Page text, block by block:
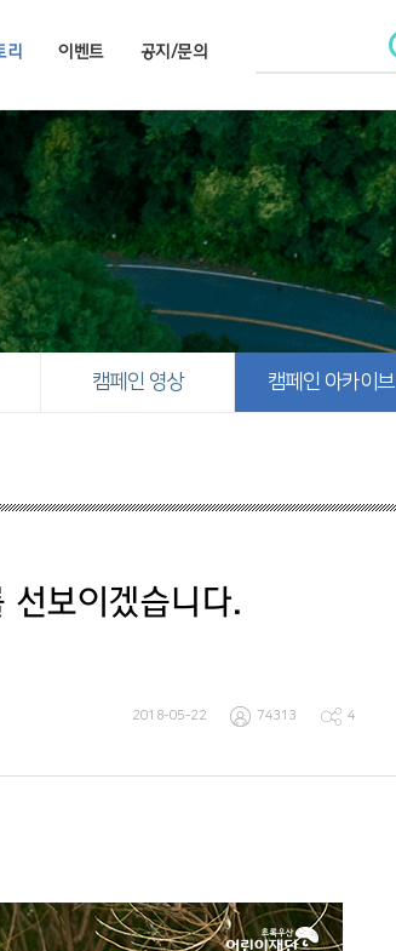
리 이벤트 공지/문의
캠페인 영상 캠페인 아카이브
보이겠습니다.
2018-05-22 74313 4